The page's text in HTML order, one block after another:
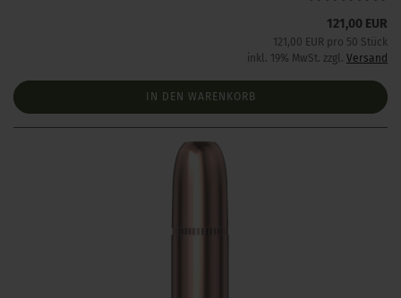
121,00 EUR
121,00 EUR pro 50 Stück
inkl. 19% MwSt. zzgl. Versand
IN DEN WARENKORB